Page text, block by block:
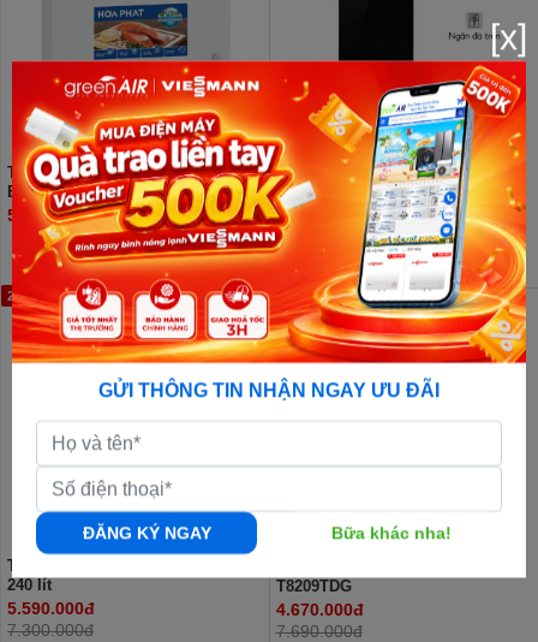
Tủ đông Hòa Phát Inverter HPF
BD8205 205 lít
5.980.000đ
Tủ lạnh cánh kính Funiki Inverter
HR T8286GB 286 lít
5.920.000đ
6.600.000đ
23%
Tủ đông Hòa Phát HPF BD6240
240 lít
5.590.000đ
7.300.000đ
T8209TDG
4.670.000đ
7.690.000đ
[x]
GỬI THÔNG TIN NHẬN NGAY ƯU ĐÃI
ĐĂNG KÝ NGAY Bữa khác nha!